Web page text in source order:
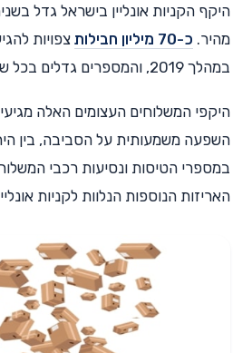
היקף הקניות אונליין בישראל גדל
מהיר. כ-70 מיליון חבילות
צפויות
במהלך 2019, והמספרים גדלים בכל שנה באופן מתמיד.
היקפי המשלוחים העצומים האלה
השפעה משמעותית על הסביבה, בין
במספרי הטיסות ונסיעות רכבי
האריזות הנוספות הנלוות לקניות